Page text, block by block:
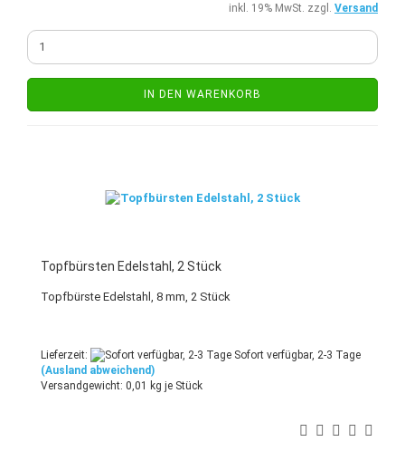
inkl. 19% MwSt. zzgl. Versand
IN DEN WARENKORB
Topfbürsten Edelstahl, 2 Stück
Topfbürste Edelstahl, 8 mm, 2 Stück
Lieferzeit:
Sofort verfügbar, 2-3 Tage
(Ausland abweichend)
Versandgewicht: 0,01 kg je Stück